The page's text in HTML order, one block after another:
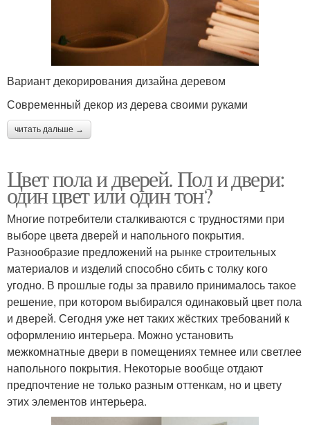
Вариант декорирования дизайна деревом
Современный декор из дерева своими руками
читать дальше →
Цвет пола и дверей. Пол и двери:
один цвет или один тон?
Многие потребители сталкиваются с трудностями при
выборе цвета дверей и напольного покрытия.
Разнообразие предложений на рынке строительных
материалов и изделий способно сбить с толку кого
угодно. В прошлые годы за правило принималось такое
решение, при котором выбирался одинаковый цвет пола
и дверей. Сегодня уже нет таких жёстких требований к
оформлению интерьера. Можно установить
межкомнатные двери в помещениях темнее или светлее
напольного покрытия. Некоторые вообще отдают
предпочтение не только разным оттенкам, но и цвету
этих элементов интерьера.